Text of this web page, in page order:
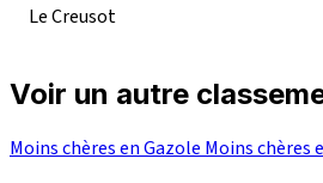
Le Creusot
Voir un autre
Moins chères en Gazole Moins chères